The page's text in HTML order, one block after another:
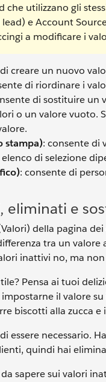
che utilizzano gli
e Account
a modificare i
creare un nuovo
di riordinare i
di sostituire un
o un valore vuoto.
stampa): consente di
di selezione
: consente di
eliminati e
della pagina
tra un
inattivi no, ma
Pensa ai tuoi
il valore
biscotti alla zucca
essere necessario.
quindi hai
sapere sui valori